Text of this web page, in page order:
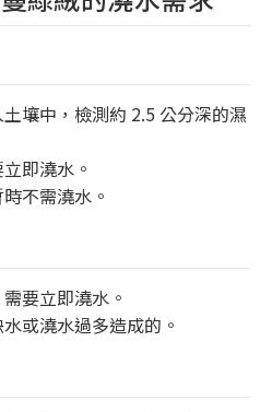
壤中，檢測約 2.5 公分深的濕
即澆水。
不需澆水。
要立即澆水。
或澆水過多造成的。